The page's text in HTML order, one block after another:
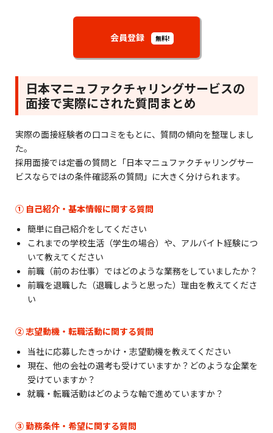
会員登録 無料!
日本マニュファクチャリングサービスの
面接で実際にされた質問まとめ
実際の面接経験者の口コミをもとに、質問の傾向を整理しまし
た。
採用面接では定番の質問と「日本マニュファクチャリングサー
ビスならではの条件確認系の質問」に大きく分けられます。
① 自己紹介・基本情報に関する質問
簡単に自己紹介をしてください
これまでの学校生活（学生の場合）や、アルバイト経験につ
いて教えてください
前職（前のお仕事）ではどのような業務をしていましたか？
前職を退職した（退職しようと思った）理由を教えてくださ
い
② 志望動機・転職活動に関する質問
当社に応募したきっかけ・志望動機を教えてください
現在、他の会社の選考も受けていますか？どのような企業を
受けていますか？
就職・転職活動はどのような軸で進めていますか？
③ 勤務条件・希望に関する質問